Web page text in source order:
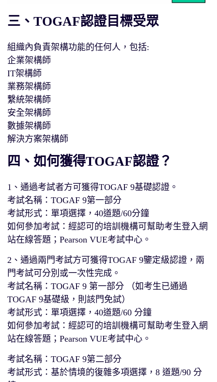
三、TOGAF認證目標受眾
組織內負責架構功能的任何人，包括:
企業架構師
IT架構師
業務架構師
繫統架構師
安全架構師
數據架構師
解決方案架構師
四、如何獲得TOGAF認證？
1、通過考試者方可獲得TOGAF 9基礎認證。
考試名稱：TOGAF 9第一部分
考試形式：單項選擇，40道題/60分鐘
如何參加考試：經認可的培訓機構可幫助考生登入網
站在線答題；Pearson VUE考試中心。
2、通過兩門考試方可獲得TOGAF 9鑒定級認證，兩
門考試可分別或一次性完成。
考試名稱：TOGAF 9 第一部分 （如考生已通過
TOGAF 9基礎級，則該門免試）
考試形式：單項選擇，40道題/60 分鐘
如何參加考試：經認可的培訓機構可幫助考生登入網
站在線答題；Pearson VUE考試中心。
考試名稱：TOGAF 9第二部分
考試形式：基於情境的復雜多項選擇，8 道題/90 分